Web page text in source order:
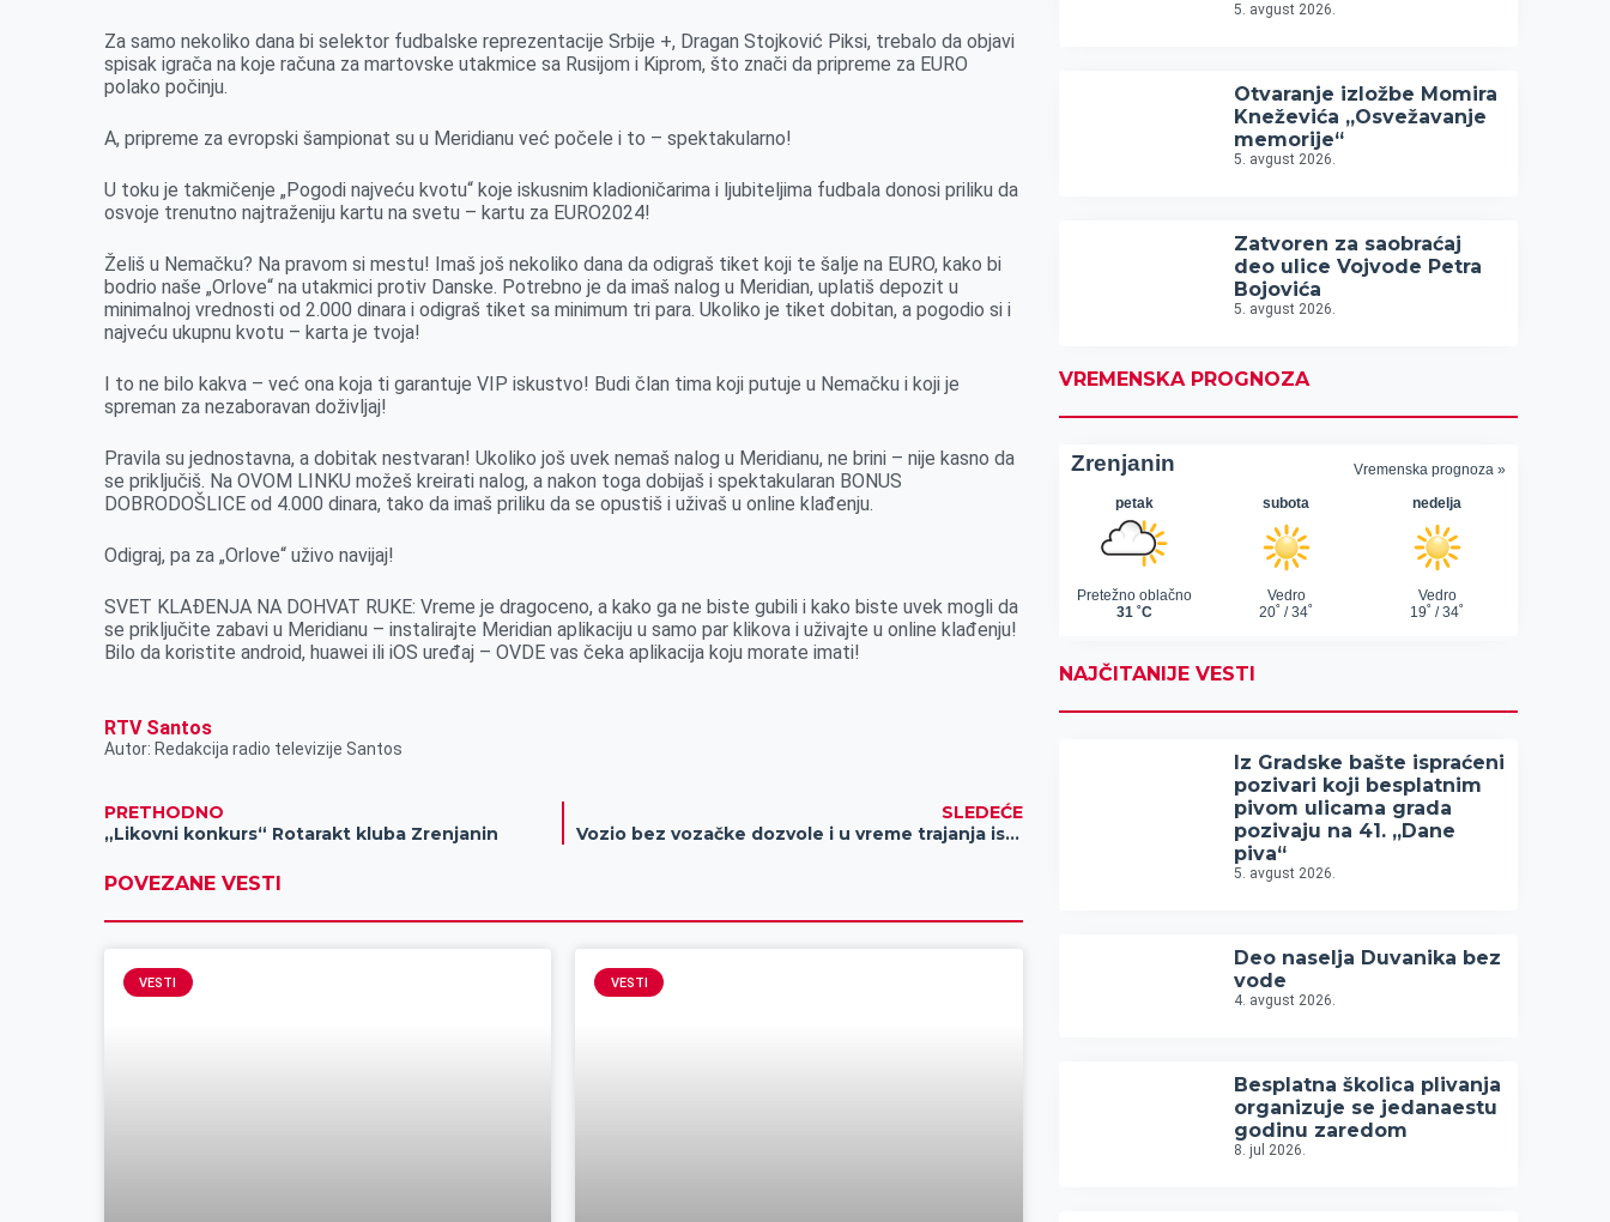
o
k
g
e
I
n
p
p
Za samo nekoliko dana bi selektor fudbalske reprezentacije Srbije +, Dragan Stojković Piksi, trebalo da objavi
spisak igrača na koje računa za martovske utakmice sa Rusijom i Kiprom, što znači da pripreme za EURO
polako počinju.
A, pripreme za evropski šampionat su u Meridianu već počele i to – spektakularno!
U toku je takmičenje „Pogodi najveću kvotu“ koje iskusnim kladioničarima i ljubiteljima fudbala donosi priliku da
osvoje trenutno najtraženiju kartu na svetu – kartu za EURO2024!
Želiš u Nemačku? Na pravom si mestu! Imaš još nekoliko dana da odigraš tiket koji te šalje na EURO, kako bi
bodrio naše „Orlove“ na utakmici protiv Danske. Potrebno je da imaš nalog u Meridian, uplatiš depozit u
minimalnoj vrednosti od 2.000 dinara i odigraš tiket sa minimum tri para. Ukoliko je tiket dobitan, a pogodio si i
najveću ukupnu kvotu – karta je tvoja!
I to ne bilo kakva – već ona koja ti garantuje VIP iskustvo! Budi član tima koji putuje u Nemačku i koji je
spreman za nezaboravan doživljaj!
Pravila su jednostavna, a dobitak nestvaran! Ukoliko još uvek nemaš nalog u Meridianu, ne brini – nije kasno da
se priključiš. Na OVOM LINKU možeš kreirati nalog, a nakon toga dobijaš i spektakularan BONUS
DOBRODOŠLICE od 4.000 dinara, tako da imaš priliku da se opustiš i uživaš u online klađenju.
Odigraj, pa za „Orlove“ uživo navijaj!
SVET KLAĐENJA NA DOHVAT RUKE: Vreme je dragoceno, a kako ga ne biste gubili i kako biste uvek mogli da
se priključite zabavi u Meridianu – instalirajte Meridian aplikaciju u samo par klikova i uživajte u online klađenju!
Bilo da koristite android, huawei ili iOS uređaj – OVDE vas čeka aplikacija koju morate imati!
RTV Santos
Autor: Redakcija radio televizije Santos
PRETHODNO
„Likovni konkurs“ Rotarakt kluba Zrenjanin
SLEDEĆE
Vozio bez vozačke dozvole i u vreme trajanja isključenja iz saobraćaja!
POVEZANE VESTI
VESTI VESTI
5. avgust 2026.
Otvaranje izložbe Momira
Kneževića „Osvežavanje
memorije“
5. avgust 2026.
Zatvoren za saobraćaj
deo ulice Vojvode Petra
Bojovića
5. avgust 2026.
VREMENSKA PROGNOZA
NAJČITANIJE VESTI
Iz Gradske bašte ispraćeni
pozivari koji besplatnim
pivom ulicama grada
pozivaju na 41. „Dane
piva“
5. avgust 2026.
Deo naselja Duvanika bez
vode
4. avgust 2026.
Besplatna školica plivanja
organizuje se jedanaestu
godinu zaredom
8. jul 2026.